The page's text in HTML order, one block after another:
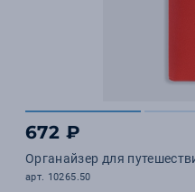
672 ₽
Органайзер для
арт. 10265.50